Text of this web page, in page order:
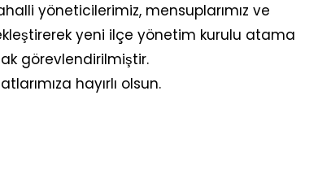
yöneticilerimiz, mensuplarımız ve
yeni ilçe yönetim kurulu atama
görevlendirilmiştir.
hayırlı olsun.